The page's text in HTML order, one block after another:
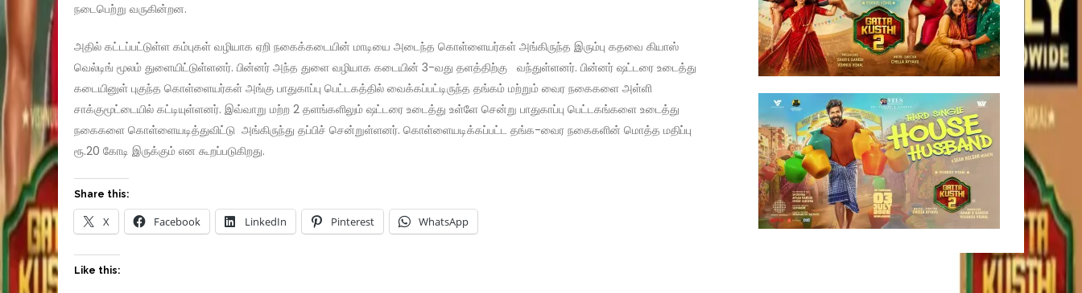
நடைபெற்று வருகின்றன.
அதில் கட்டப்பட்டுள்ள கம்புகள் வழியாக ஏறி நகைக்கடையின் மாடியை அடைந்த கொள்ளையர்கள் அங்கிருந்த இரும்பு கதவை கியாஸ்
வெல்டிங் மூலம் துளையிட்டுள்ளனர். பின்னர் அந்த துளை வழியாக கடையின் 3-வது தளத்திற்கு வந்துள்ளனர். பின்னர் ஷட்டரை உடைத்து
கடையினுள் புகுந்த கொள்ளையர்கள் அங்கு பாதுகாப்பு பெட்டகத்தில் வைக்கப்பட்டிருந்த தங்கம் மற்றும் வைர நகைகளை அள்ளி
சாக்குமூட்டையில் கட்டியுள்ளனர். இவ்வாறு மற்ற 2 தளங்களிலும் ஷட்டரை உடைத்து உள்ளே சென்று பாதுகாப்பு பெட்டகங்களை உடைத்து
நகைகளை கொள்ளையடித்துவிட்டு அங்கிருந்து தப்பிச் சென்றுள்ளனர். கொள்ளையடிக்கப்பட்ட தங்க-வைர நகைகளின் மொத்த மதிப்பு
ரூ.20 கோடி இருக்கும் என கூறப்படுகிறது.
Share this:
X Facebook LinkedIn Pinterest WhatsApp
Like this: